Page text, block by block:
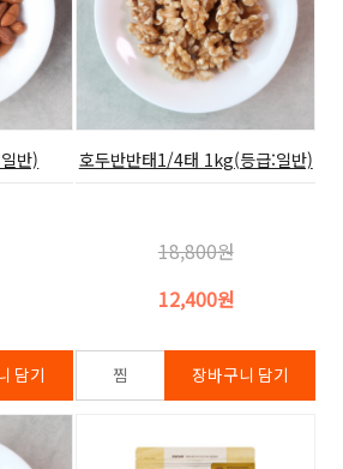
반) 호두반반태1/4태 1kg(등급:일반)
18,800원
12,400원